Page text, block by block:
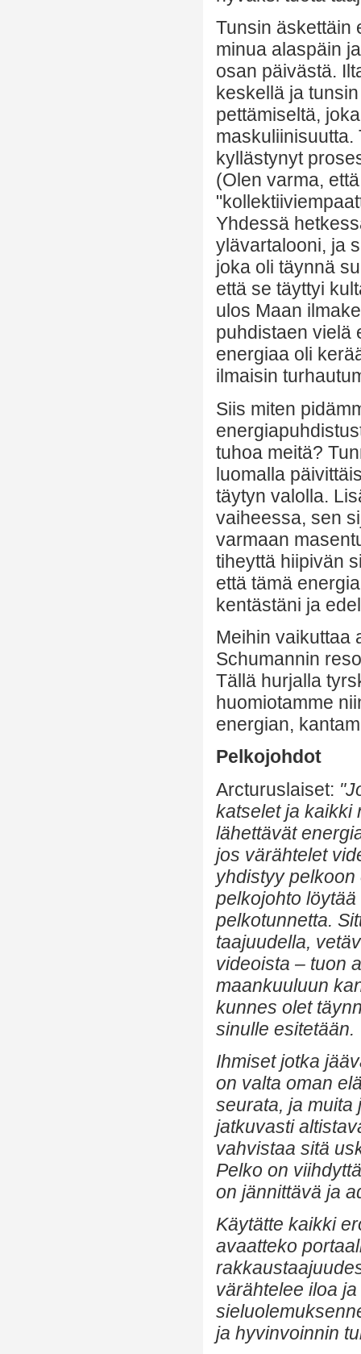
Tunsin äskettäin
minua alaspäin
osan päivästä.
keskellä ja
pettämiseltä,
maskuliinisuutta.
kyllästynyt
(Olen varma,
Yhdessä
ylävartalooni, ja
joka oli täynnä
että se täyttyi
ulos Maan
puhdistaen vielä
energiaa oli
ilmaisin
Siis miten
tuhoa meitä?
luomalla
täytyn valolla.
vaiheessa, sen
varmaan
tiheyttä hiipivän
että tämä
kentästäni ja
Meihin vaikuttaa
Schumannin
Tällä hurjalla
huomiotamme
energian,
Pelkojohdot
Arcturuslaiset:
katselet ja kaikki
lähettävät
jos värähtelet
yhdistyy
pelkojohto
pelkotunnetta.
taajuudella,
videoista – tuon
maankuuluun
kunnes olet
sinulle esitetään.
Ihmiset jotka
on valta oman
seurata, ja muita
jatkuvasti
vahvistaa sitä
Pelko on
on jännittävä ja
Käytätte kaikki
avaatteko
värähtelee iloa
ja hyvinvoinnin